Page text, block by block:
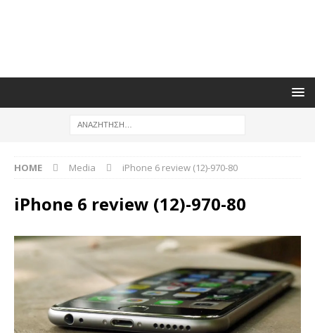
HOME Media iPhone 6 review (12)-970-80
iPhone 6 review (12)-970-80